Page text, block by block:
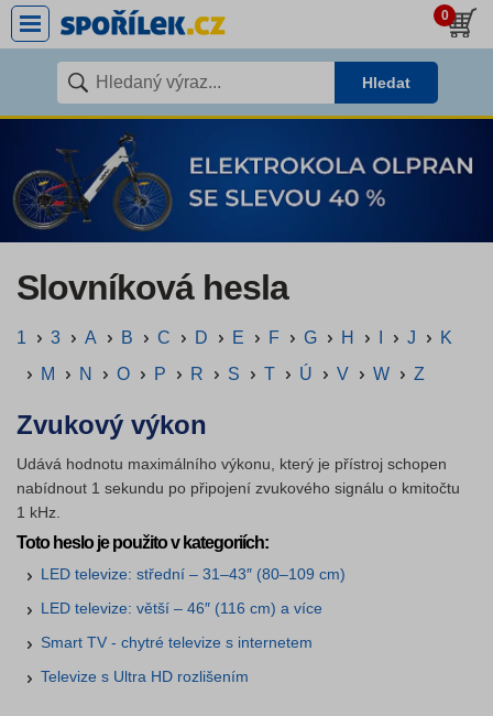
0
Hledat
Slovníková hesla
1 3 A B C D E F G H J
K
M
N O P R S T Ú V W Z
Zvukový výkon
Udává hodnotu maximálního výkonu, který je přístroj schopen
nabídnout 1 sekundu po připojení zvukového signálu o kmitočtu
1 kHz.
Toto heslo je použito v kategoriích:
LED televize: střední – 31–43″ (80–109 cm)
LED televize: větší – 46″ (116 cm) a více
Smart TV - chytré televize s internetem
Televize s Ultra HD rozlišením